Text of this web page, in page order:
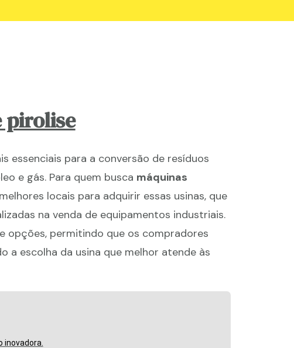
pirolise
essenciais para a conversão de resíduos
e gás. Para quem busca máquinas
locais para adquirir essas usinas, que
na venda de equipamentos industriais.
opções, permitindo que os compradores
a escolha da usina que melhor atende às
inovadora.